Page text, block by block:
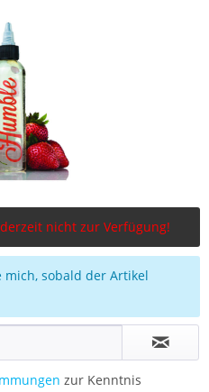
nicht zur Verfügung!
mich, sobald der Artikel
zur Kenntnis